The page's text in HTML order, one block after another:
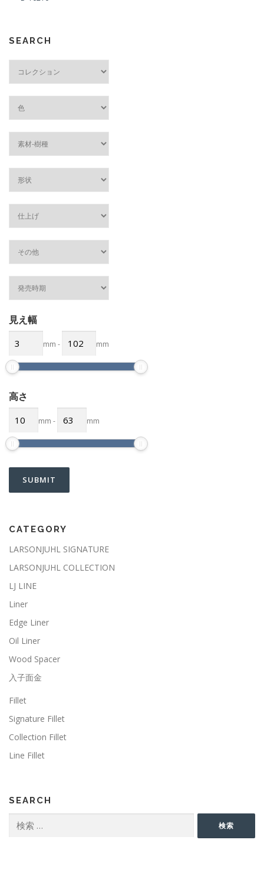
SEARCH
見え幅
mm - mm
高さ
mm - mm
CATEGORY
LARSONJUHL SIGNATURE
LARSONJUHL COLLECTION
LJ LINE
Liner
Edge Liner
Oil Liner
Wood Spacer
入子面金
Fillet
Signature Fillet
Collection Fillet
Line Fillet
SEARCH
索:
検索